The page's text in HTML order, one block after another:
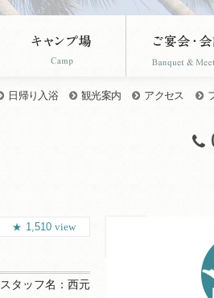
日帰り入浴 観光案内 アクセス
1,510 view
スタッフ名： 西元